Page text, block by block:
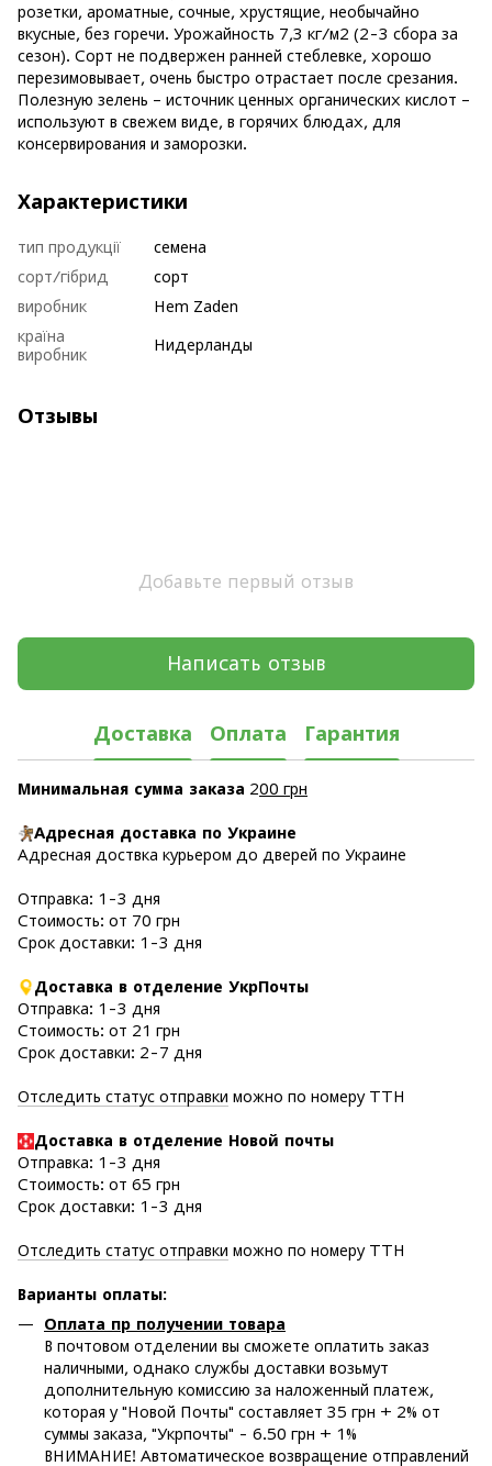
розетки, ароматные, сочные, хрустящие, необычайно
вкусные, без горечи. Урожайность 7,3 кг/м2 (2-3 сбора за
сезон). Сорт не подвержен ранней стеблевке, хорошо
перезимовывает, очень быстро отрастает после срезания.
Полезную зелень – источник ценных органических кислот –
используют в свежем виде, в горячих блюдах, для
консервирования и заморозки.
Характеристики
тип продукції
семена
сорт/гібрид
сорт
виробник
Hem Zaden
країна
виробник
Нидерланды
Отзывы
Добавьте первый отзыв
Написать отзыв
Доставка Оплата Гарантия
Минимальная сумма заказа 200 грн
Адресная доставка по Украине
Адресная доствка курьером до дверей по Украине
Отправка: 1-3 дня
Стоимость: от 70 грн
Срок доставки: 1-3 дня
Доставка в отделение УкрПочты
Отправка: 1-3 дня
Стоимость: от 21 грн
Срок доставки: 2-7 дня
Отследить статус отправки можно по номеру ТТН
Доставка в отделение Новой почты
Отправка: 1-3 дня
Стоимость: от 65 грн
Срок доставки: 1-3 дня
Отследить статус отправки можно по номеру ТТН
Варианты оплаты:
Оплата пр получении товара
В почтовом отделении вы сможете оплатить заказ
наличными, однако службы доставки возьмут
дополнительную комиссию за наложенный платеж,
которая у "Новой Почты" составляет 35 грн + 2% от
суммы заказа, "Укрпочты" - 6.50 грн + 1%
ВНИМАНИЕ! Автоматическое возвращение отправлений